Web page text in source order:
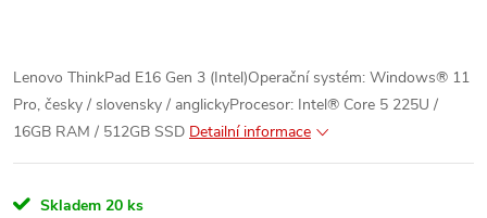
Lenovo ThinkPad E16 Gen 3 (Intel)Operační systém: Windows® 11
Pro, česky / slovensky / anglickyProcesor: Intel® Core 5 225U /
16GB RAM / 512GB SSD Detailní informace
Skladem 20 ks